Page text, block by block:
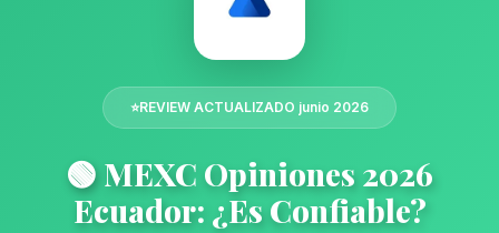
⭐REVIEW ACTUALIZADO junio 2026
🟢 MEXC Opiniones 2026
Ecuador: ¿Es Confiable?